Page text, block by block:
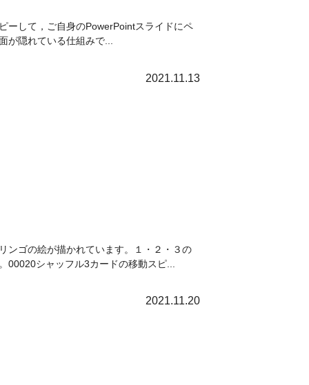
ーして，ご自身のPowerPointスライドにペ
が隠れている仕組みで...
2021.11.13
ゴの絵が描かれています。１・２・３の
00020シャッフル3カードの移動スピ...
2021.11.20